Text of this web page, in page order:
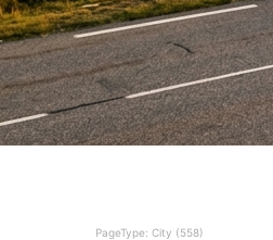
PageType: City (558)